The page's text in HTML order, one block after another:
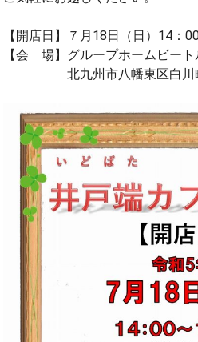
【開店日】７月18日（日）14：
【会 場】グループホームビー
北九州市八幡東区白川